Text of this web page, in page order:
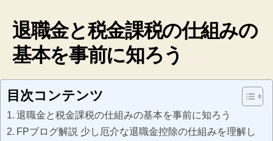
退職金と税金課税の仕組みの
基本を事前に知ろう
目次コンテンツ
退職金と税金課税の仕組みの基本を事前に知ろう
FPブログ解説 少し厄介な退職金控除の仕組みを理解し